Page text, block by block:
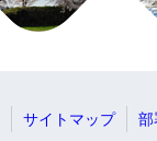
サイトマップ 部